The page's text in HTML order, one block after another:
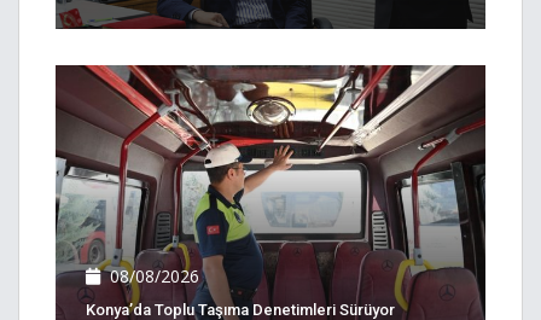
08/08/2026
Konya’da Toplu Taşıma Denetimleri Sürüyor